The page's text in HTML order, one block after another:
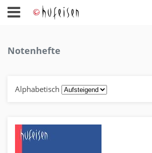
Notenhefte
Alphabetisch